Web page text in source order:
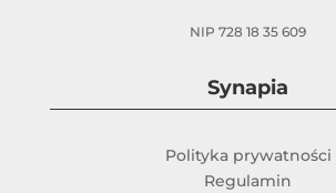
NIP 728 18 35 609
Synapia
Polityka prywatności
Regulamin